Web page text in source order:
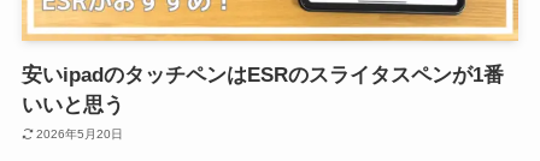
安いipadのタッチペンはESRのスライタスペンが1番
いいと思う
2026年5月20日